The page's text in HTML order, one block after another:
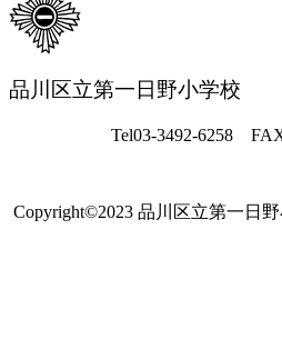
品川区立第一日野小学校
Tel03-3492-6258
Copyright©2023 品川区立第一日野